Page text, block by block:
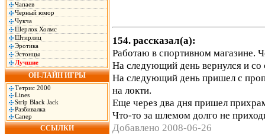
Чапаев
Черный юмор
Чукча
Шерлок Холмс
Штирлиц
Эротика
Эстонцы
Лучшие
ОН-ЛАЙН ИГРЫ
Тетрис 2000
Lines
Strip Black Jack
Разбивалка
Сапер
ССЫЛКИ
154. рассказал(а):
Работаю в спортивном магазине.
На следующий день вернулся и со
На следующий день пришел с
на локти.
Еще через два дня пришел
Что-то за шлемом долго не
Добавлено 2008-06-26